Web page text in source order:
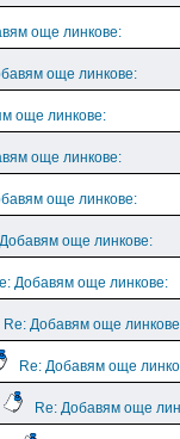
още линкове:
още линкове:
още линкове:
още линкове:
още линкове:
още линкове:
Добавям още линкове:
Re: Добавям още
Re: Добавям още
Re: Добавям още